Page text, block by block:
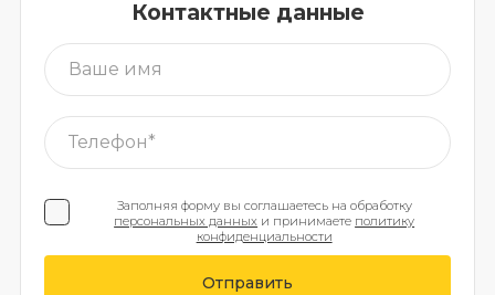
Контактные данные
Заполняя форму вы соглашаетесь на обработку
персональных данных и принимаете политику
конфиденциальности
Отправить